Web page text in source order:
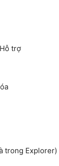
trợ
trong Explorer)